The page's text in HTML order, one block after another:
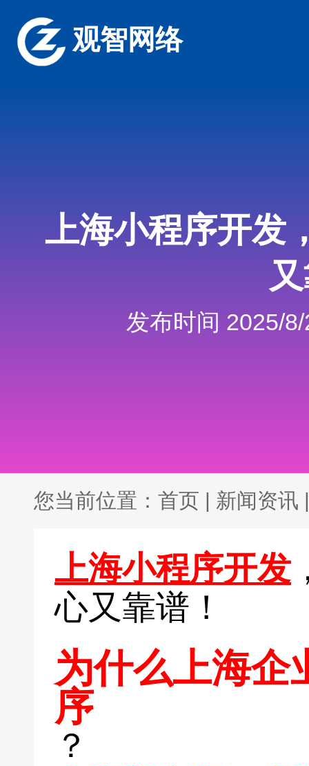
观智网络
上海小程序开发
发布时间 2025/
您当前位置： 首页 | 新闻资讯 |
上海小程序开发
心又靠谱！
为什么上海企
序
？